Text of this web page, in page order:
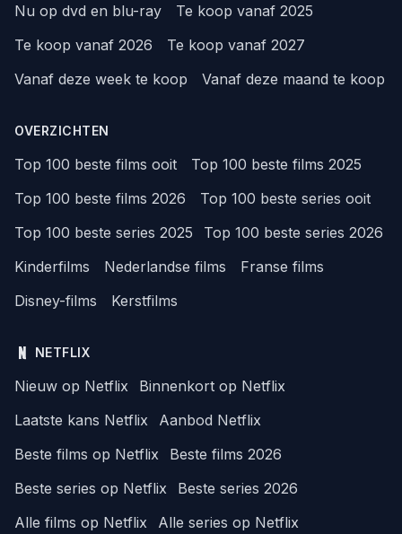
Nu op dvd en blu-ray
Te koop vanaf 2025
Te koop vanaf 2026
Te koop vanaf 2027
Vanaf deze week te koop
Vanaf deze maand te koop
OVERZICHTEN
Top 100 beste films ooit
Top 100 beste films 2025
Top 100 beste films 2026
Top 100 beste series ooit
Top 100 beste series 2025
Top 100 beste series 2026
Kinderfilms
Nederlandse films
Franse films
Disney-films
Kerstfilms
NETFLIX
Nieuw op Netflix
Binnenkort op Netflix
Laatste kans Netflix
Aanbod Netflix
Beste films op Netflix
Beste films 2026
Beste series op Netflix
Beste series 2026
Alle films op Netflix
Alle series op Netflix